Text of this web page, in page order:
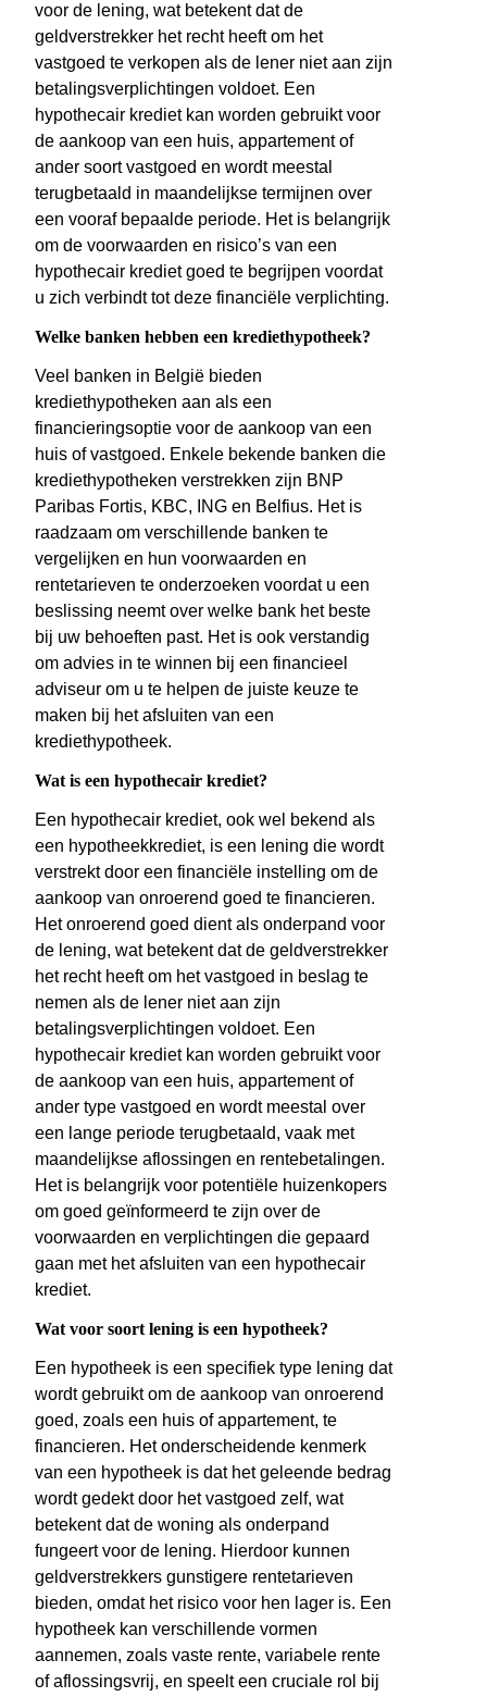
voor de lening, wat betekent dat de
geldverstrekker het recht heeft om het
vastgoed te verkopen als de lener niet aan zijn
betalingsverplichtingen voldoet. Een
hypothecair krediet kan worden gebruikt voor
de aankoop van een huis, appartement of
ander soort vastgoed en wordt meestal
terugbetaald in maandelijkse termijnen over
een vooraf bepaalde periode. Het is belangrijk
om de voorwaarden en risico’s van een
hypothecair krediet goed te begrijpen voordat
u zich verbindt tot deze financiële verplichting.
Welke banken hebben een krediethypotheek?
Veel banken in België bieden
krediethypotheken aan als een
financieringsoptie voor de aankoop van een
huis of vastgoed. Enkele bekende banken die
krediethypotheken verstrekken zijn BNP
Paribas Fortis, KBC, ING en Belfius. Het is
raadzaam om verschillende banken te
vergelijken en hun voorwaarden en
rentetarieven te onderzoeken voordat u een
beslissing neemt over welke bank het beste
bij uw behoeften past. Het is ook verstandig
om advies in te winnen bij een financieel
adviseur om u te helpen de juiste keuze te
maken bij het afsluiten van een
krediethypotheek.
Wat is een hypothecair krediet?
Een hypothecair krediet, ook wel bekend als
een hypotheekkrediet, is een lening die wordt
verstrekt door een financiële instelling om de
aankoop van onroerend goed te financieren.
Het onroerend goed dient als onderpand voor
de lening, wat betekent dat de geldverstrekker
het recht heeft om het vastgoed in beslag te
nemen als de lener niet aan zijn
betalingsverplichtingen voldoet. Een
hypothecair krediet kan worden gebruikt voor
de aankoop van een huis, appartement of
ander type vastgoed en wordt meestal over
een lange periode terugbetaald, vaak met
maandelijkse aflossingen en rentebetalingen.
Het is belangrijk voor potentiële huizenkopers
om goed geïnformeerd te zijn over de
voorwaarden en verplichtingen die gepaard
gaan met het afsluiten van een hypothecair
krediet.
Wat voor soort lening is een hypotheek?
Een hypotheek is een specifiek type lening dat
wordt gebruikt om de aankoop van onroerend
goed, zoals een huis of appartement, te
financieren. Het onderscheidende kenmerk
van een hypotheek is dat het geleende bedrag
wordt gedekt door het vastgoed zelf, wat
betekent dat de woning als onderpand
fungeert voor de lening. Hierdoor kunnen
geldverstrekkers gunstigere rentetarieven
bieden, omdat het risico voor hen lager is. Een
hypotheek kan verschillende vormen
aannemen, zoals vaste rente, variabele rente
of aflossingsvrij, en speelt een cruciale rol bij